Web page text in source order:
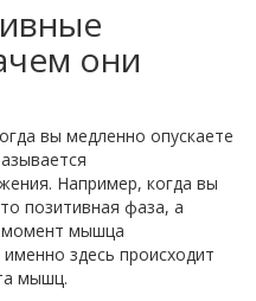
они
вы медленно опускаете
Например, когда вы
позитивная фаза, а
момент мышца
здесь происходит
мышц.